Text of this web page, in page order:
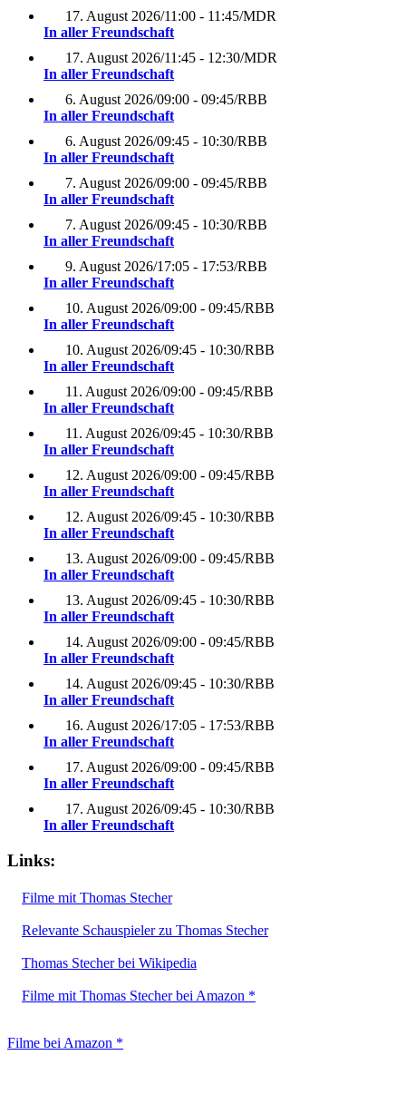
17. August 2026/11:00 - 11:45/MDR
In aller Freundschaft
17. August 2026/11:45 - 12:30/MDR
In aller Freundschaft
6. August 2026/09:00 - 09:45/RBB
In aller Freundschaft
6. August 2026/09:45 - 10:30/RBB
In aller Freundschaft
7. August 2026/09:00 - 09:45/RBB
In aller Freundschaft
7. August 2026/09:45 - 10:30/RBB
In aller Freundschaft
9. August 2026/17:05 - 17:53/RBB
In aller Freundschaft
10. August 2026/09:00 - 09:45/RBB
In aller Freundschaft
10. August 2026/09:45 - 10:30/RBB
In aller Freundschaft
11. August 2026/09:00 - 09:45/RBB
In aller Freundschaft
11. August 2026/09:45 - 10:30/RBB
In aller Freundschaft
12. August 2026/09:00 - 09:45/RBB
In aller Freundschaft
12. August 2026/09:45 - 10:30/RBB
In aller Freundschaft
13. August 2026/09:00 - 09:45/RBB
In aller Freundschaft
13. August 2026/09:45 - 10:30/RBB
In aller Freundschaft
14. August 2026/09:00 - 09:45/RBB
In aller Freundschaft
14. August 2026/09:45 - 10:30/RBB
In aller Freundschaft
16. August 2026/17:05 - 17:53/RBB
In aller Freundschaft
17. August 2026/09:00 - 09:45/RBB
In aller Freundschaft
17. August 2026/09:45 - 10:30/RBB
In aller Freundschaft
Links:
Filme mit Thomas Stecher
Relevante Schauspieler zu Thomas Stecher
Thomas Stecher bei Wikipedia
Filme mit Thomas Stecher bei Amazon *
Filme bei Amazon *